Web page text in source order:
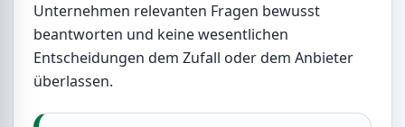
Unternehmen relevanten Fragen bewusst
beantworten und keine wesentlichen
Entscheidungen dem Zufall oder dem Anbieter
überlassen.